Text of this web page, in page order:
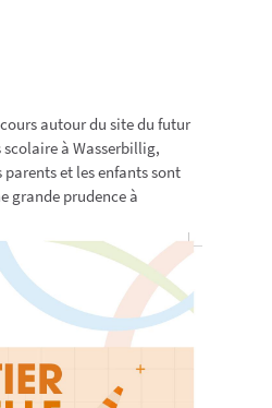
autour du site du futur
à Wasserbillig,
parents et les enfants sont
grande prudence à